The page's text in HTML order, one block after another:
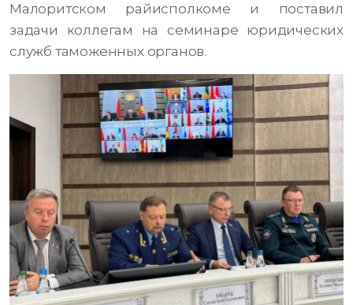
Малоритском райисполкоме и поставил
задачи коллегам на семинаре юридических
служб таможенных органов.